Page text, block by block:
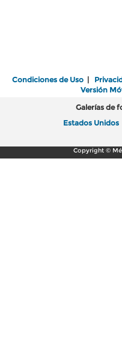
Condiciones de Uso |
Versión
Galerías de
Estados Unidos
Copyright ©